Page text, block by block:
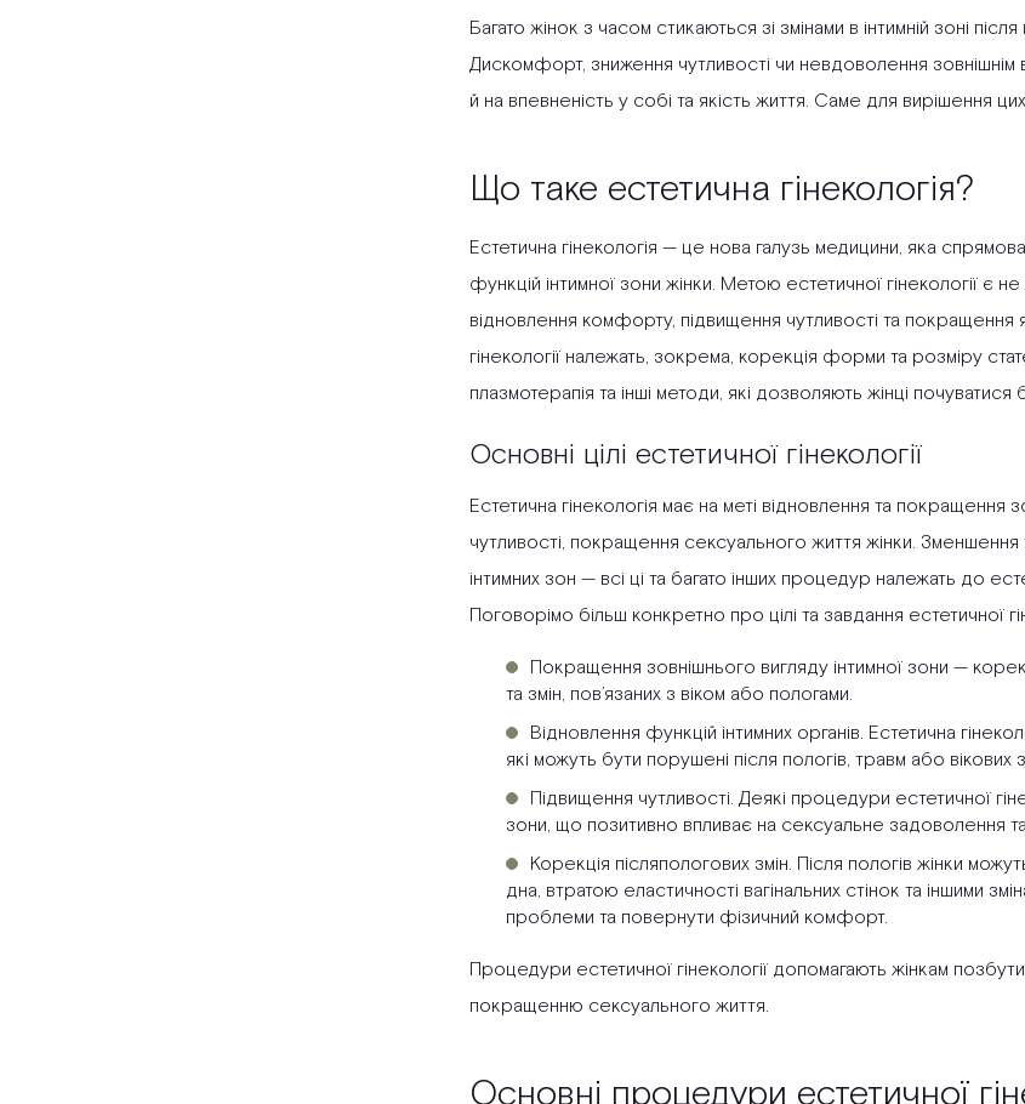
Багато жінок з часом стикаються зі змінами в інтимній зоні
Дискомфорт, зниження чутливості чи невдоволення
й на впевненість у собі та якість життя. Саме для вирішення
Що таке естетична гінекологія?
Естетична гінекологія — це нова галузь медицини, яка
функцій інтимної зони жінки. Метою естетичної гінекології є
відновлення комфорту, підвищення чутливості та покращення
гінекології належать, зокрема, корекція форми та розміру
плазмотерапія та інші методи, які дозволяють жінці
Основні цілі естетичної гінекології
Естетична гінекологія має на меті відновлення та покращення
чутливості, покращення сексуального життя жінки. Зменшення
інтимних зон — всі ці та багато інших процедур належать до
Поговорімо більш конкретно про цілі та завдання естетичної
Покращення зовнішнього вигляду інтимної зони —
та змін, пов’язаних з віком або пологами.
Відновлення функцій інтимних органів. Естетична
які можуть бути порушені після пологів, травм або вікових
Підвищення чутливості. Деякі процедури естетичної
зони, що позитивно впливає на сексуальне задоволення
Корекція післяпологових змін. Після пологів жінки
дна, втратою еластичності вагінальних стінок та іншими
проблеми та повернути фізичний комфорт.
Процедури естетичної гінекології допомагають жінкам
покращенню сексуального життя.